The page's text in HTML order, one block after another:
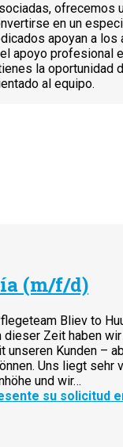
ofrecemos
en un
apoyan a los
apoyo profesional
la oportunidad
al equipo.
(m/f/d)
Bliev to
Zeit haben
Kunden –
Uns liegt sehr
und wir…
su solicitud